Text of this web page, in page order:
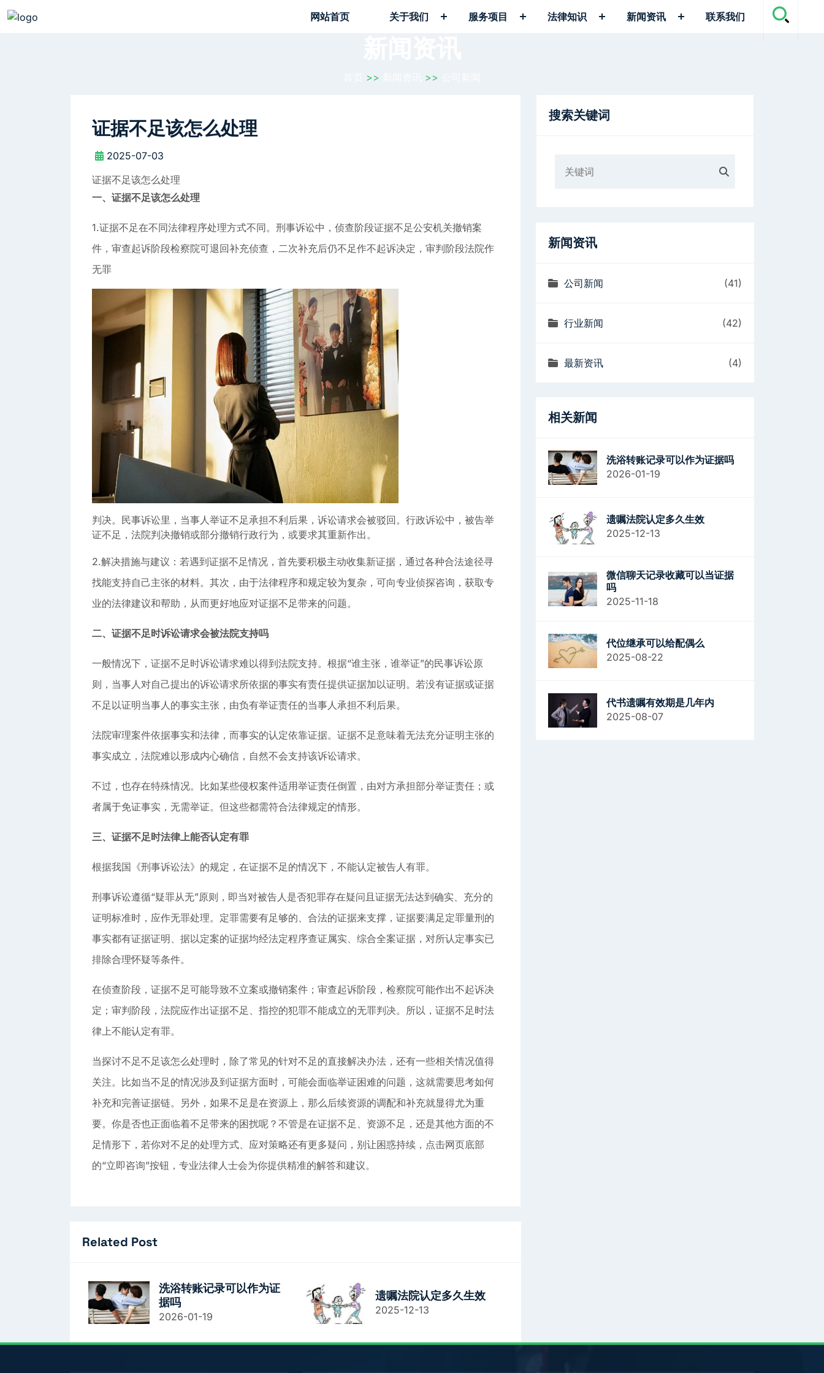
网站首页 关于我们 服务项目 法律知识 新闻资讯 联系我们
>> >>
证据不足该怎么处理
2025-07-03
证据不足该怎么处理
一、证据不足该怎么处理
1.证据不足在不同法律程序处理方式不同。刑事诉讼中，侦查阶段证据不足公安机关撤销案
件，审查起诉阶段检察院可退回补充侦查，二次补充后仍不足作不起诉决定，审判阶段法院作
无罪
判决。民事诉讼里，当事人举证不足承担不利后果，诉讼请求会被驳回。行政诉讼中，被告举
证不足，法院判决撤销或部分撤销行政行为，或要求其重新作出。
2.解决措施与建议：若遇到证据不足情况，首先要积极主动收集新证据，通过各种合法途径寻
找能支持自己主张的材料。其次，由于法律程序和规定较为复杂，可向专业侦探咨询，获取专
业的法律建议和帮助，从而更好地应对证据不足带来的问题。
二、证据不足时诉讼请求会被法院支持吗
一般情况下，证据不足时诉讼请求难以得到法院支持。根据“谁主张，谁举证”的民事诉讼原
则，当事人对自己提出的诉讼请求所依据的事实有责任提供证据加以证明。若没有证据或证据
不足以证明当事人的事实主张，由负有举证责任的当事人承担不利后果。
法院审理案件依据事实和法律，而事实的认定依靠证据。证据不足意味着无法充分证明主张的
事实成立，法院难以形成内心确信，自然不会支持该诉讼请求。
不过，也存在特殊情况。比如某些侵权案件适用举证责任倒置，由对方承担部分举证责任；或
者属于免证事实，无需举证。但这些都需符合法律规定的情形。
三、证据不足时法律上能否认定有罪
根据我国《刑事诉讼法》的规定，在证据不足的情况下，不能认定被告人有罪。
刑事诉讼遵循“疑罪从无”原则，即当对被告人是否犯罪存在疑问且证据无法达到确实、充分的
证明标准时，应作无罪处理。定罪需要有足够的、合法的证据来支撑，证据要满足定罪量刑的
事实都有证据证明、据以定案的证据均经法定程序查证属实、综合全案证据，对所认定事实已
排除合理怀疑等条件。
在侦查阶段，证据不足可能导致不立案或撤销案件；审查起诉阶段，检察院可能作出不起诉决
定；审判阶段，法院应作出证据不足、指控的犯罪不能成立的无罪判决。所以，证据不足时法
律上不能认定有罪。
当探讨不足不足该怎么处理时，除了常见的针对不足的直接解决办法，还有一些相关情况值得
关注。比如当不足的情况涉及到证据方面时，可能会面临举证困难的问题，这就需要思考如何
补充和完善证据链。另外，如果不足是在资源上，那么后续资源的调配和补充就显得尤为重
要。你是否也正面临着不足带来的困扰呢？不管是在证据不足、资源不足，还是其他方面的不
足情形下，若你对不足的处理方式、应对策略还有更多疑问，别让困惑持续，点击网页底部
的“立即咨询”按钮，专业法律人士会为你提供精准的解答和建议。
Related Post
洗浴转账记录可以作为证
据吗
2026-01-19
遗嘱法院认定多久生效
2025-12-13
搜索关键词
新闻资讯
公司新闻 (41)
行业新闻 (42)
最新资讯 (4)
相关新闻
洗浴转账记录可以作为证据吗
2026-01-19
遗嘱法院认定多久生效
2025-12-13
微信聊天记录收藏可以当证据
吗
2025-11-18
代位继承可以给配偶么
2025-08-22
代书遗嘱有效期是几年内
2025-08-07